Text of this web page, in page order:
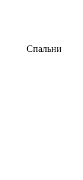
Спальни